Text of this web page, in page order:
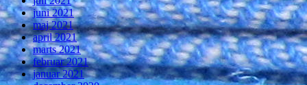
juni 2021
maj 2021
april 2021
marts 2021
februar 2021
januar 2021